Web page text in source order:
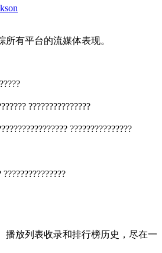
有平台的流媒体表现。
???????????????
???????????????
???????????????
播放列表收录和排行榜历史，尽在一